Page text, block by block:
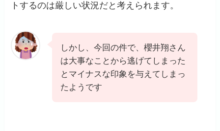
トするのは厳しい状況だと考えられます。
しかし、今回の件で、櫻井翔さん
は大事なことから逃げてしまった
とマイナスな印象を与えてしまっ
たようです